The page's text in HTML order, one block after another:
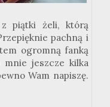
z piątki żeli, którą
pachną i
ogromną fanką
jeszcze kilka
Wam napiszę.